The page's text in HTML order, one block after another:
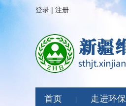
登录 | 注册
首页 | 走进环保